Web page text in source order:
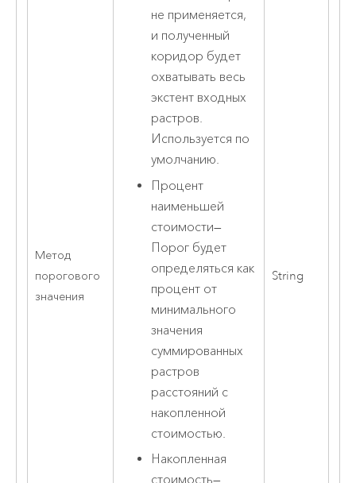
Метод
порогового
значения
не применяется,
и полученный
коридор будет
охватывать весь
экстент входных
растров.
Используется по
умолчанию.
Процент
наименьшей
стоимости—
Порог будет
определяться как
процент от
минимального
значения
суммированных
растров
расстояний с
накопленной
стоимостью.
Накопленная
String